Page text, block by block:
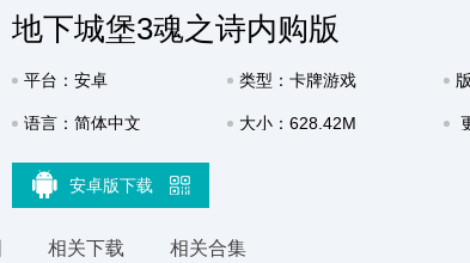
地下城堡3魂之诗内购版
平台：安卓 类型：卡牌游戏
语言：简体中文 大小：628.42M
安卓版下载
相关下载 相关合集